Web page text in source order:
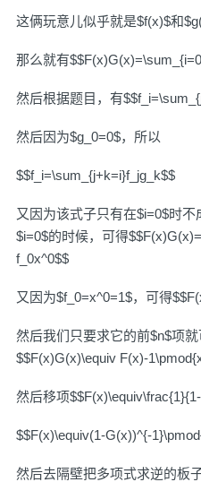
这俩玩意儿似乎就是$f(x)$和
那么就有
然后根据题目，有
然后因为$g_0=0$，所以
$$f_i=\sum_{j+k=i}f_jg_k$$
又因为该式子只有在$i=0$时
$i=0$的时候，可得
f_0x^0$$
又因为$f_0=x^0=1$，可得
然后我们只要求它的前$n$项
$$F(x)G(x)\equiv F(x)-
然后移项
$$F(x)\equiv(1-G(x))^{-
然后去隔壁把多项式求逆的板